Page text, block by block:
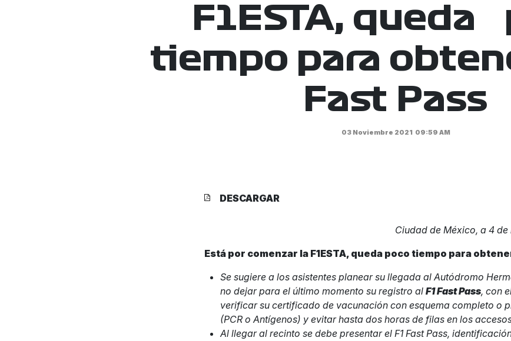
F1ESTA, queda
tiempo para
Fast Pass
03 Noviembre 2021 09:59 AM
DESCARGAR
Ciudad de México, a 4
Está por comenzar la F1ESTA, queda poco tiempo para
Se sugiere a los asistentes planear su llegada al Autódromo
no dejar para el último momento su registro al F1 Fast Pass, con
verificar su certificado de vacunación con esquema completo o
(PCR o Antígenos) y evitar hasta dos horas de filas en los
Al llegar al recinto se debe presentar el F1 Fast Pass,